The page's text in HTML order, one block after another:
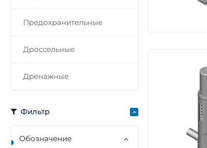
Предохранительные
Дроссельные
Дренажные
Фильтр
Обозначение